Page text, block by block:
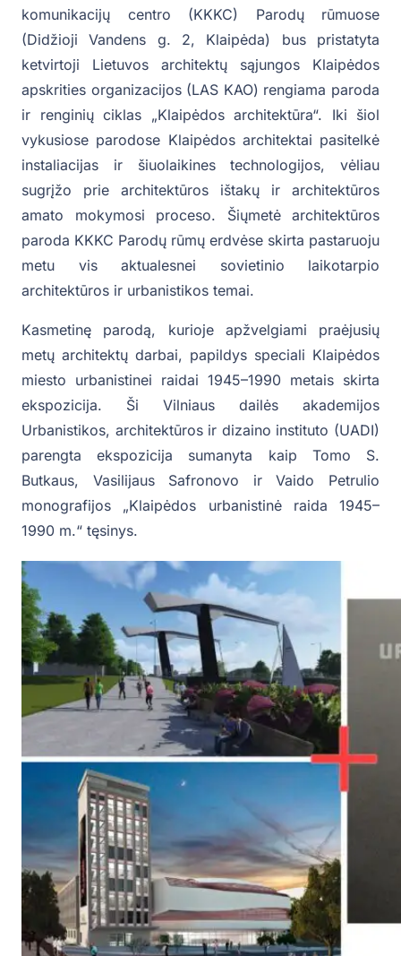
komunikacijų centro (KKKC) Parodų rūmuose
(Didžioji Vandens g. 2, Klaipėda) bus pristatyta
ketvirtoji Lietuvos architektų sąjungos Klaipėdos
apskrities organizacijos (LAS KAO) rengiama paroda
ir renginių ciklas „Klaipėdos architektūra“. Iki šiol
vykusiose parodose Klaipėdos architektai pasitelkė
instaliacijas ir šiuolaikines technologijos, vėliau
sugrįžo prie architektūros ištakų ir architektūros
amato mokymosi proceso. Šiųmetė architektūros
paroda KKKC Parodų rūmų erdvėse skirta pastaruoju
metu vis aktualesnei sovietinio laikotarpio
architektūros ir urbanistikos temai.
Kasmetinę parodą, kurioje apžvelgiami praėjusių
metų architektų darbai, papildys speciali Klaipėdos
miesto urbanistinei raidai 1945–1990 metais skirta
ekspozicija. Ši Vilniaus dailės akademijos
Urbanistikos, architektūros ir dizaino instituto (UADI)
parengta ekspozicija sumanyta kaip Tomo S.
Butkaus, Vasilijaus Safronovo ir Vaido Petrulio
monografijos „Klaipėdos urbanistinė raida 1945–
1990 m.“ tęsinys.